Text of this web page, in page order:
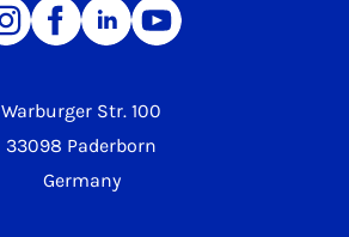
Warburger Str. 100
33098 Paderborn
Germany